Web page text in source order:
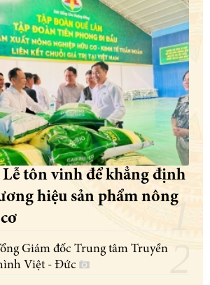
tôn vinh để khẳng định
hiệu sản phẩm nông
Giám đốc Trung tâm Truyền
Việt - Đức